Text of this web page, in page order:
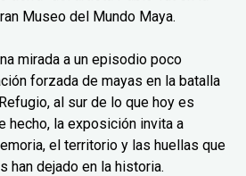
Museo del Mundo Maya.
mirada a un episodio poco
forzada de mayas en la batalla
al sur de lo que hoy es
hecho, la exposición invita a
el territorio y las huellas que
han dejado en la historia.